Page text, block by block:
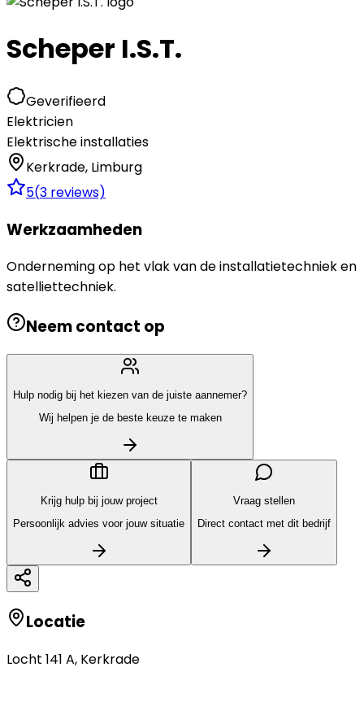
Scheper I.S.T.
Geverifieerd
Elektricien
Elektrische installaties
Kerkrade, Limburg
5(3 reviews)
Werkzaamheden
Onderneming op het vlak van de installatietechniek en
satelliettechniek.
Neem contact op
Hulp nodig bij het kiezen van de juiste aannemer?
Wij helpen je de beste keuze te maken
Krijg hulp bij jouw project
Persoonlijk advies voor jouw situatie
Vraag stellen
Direct contact met dit bedrijf
Locatie
Locht 141 A, Kerkrade